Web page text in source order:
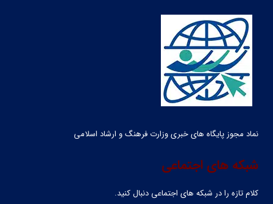
نماد مجوز پایگاه های خبری وزارت فرهنگ و ارشاد اسلامی
شبکه های اجتماعی
کلام تازه را در شبکه ‌های اجتماعی دنبال کنید.